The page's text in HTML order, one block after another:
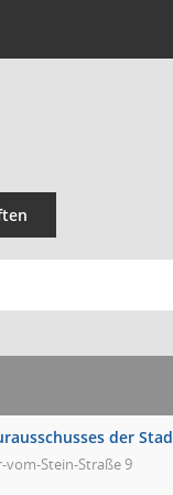
der
vom-Stein-Straße 9